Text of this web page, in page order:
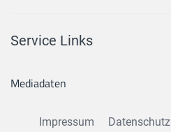
Service Links
Mediadaten
Impressum Datenschutz